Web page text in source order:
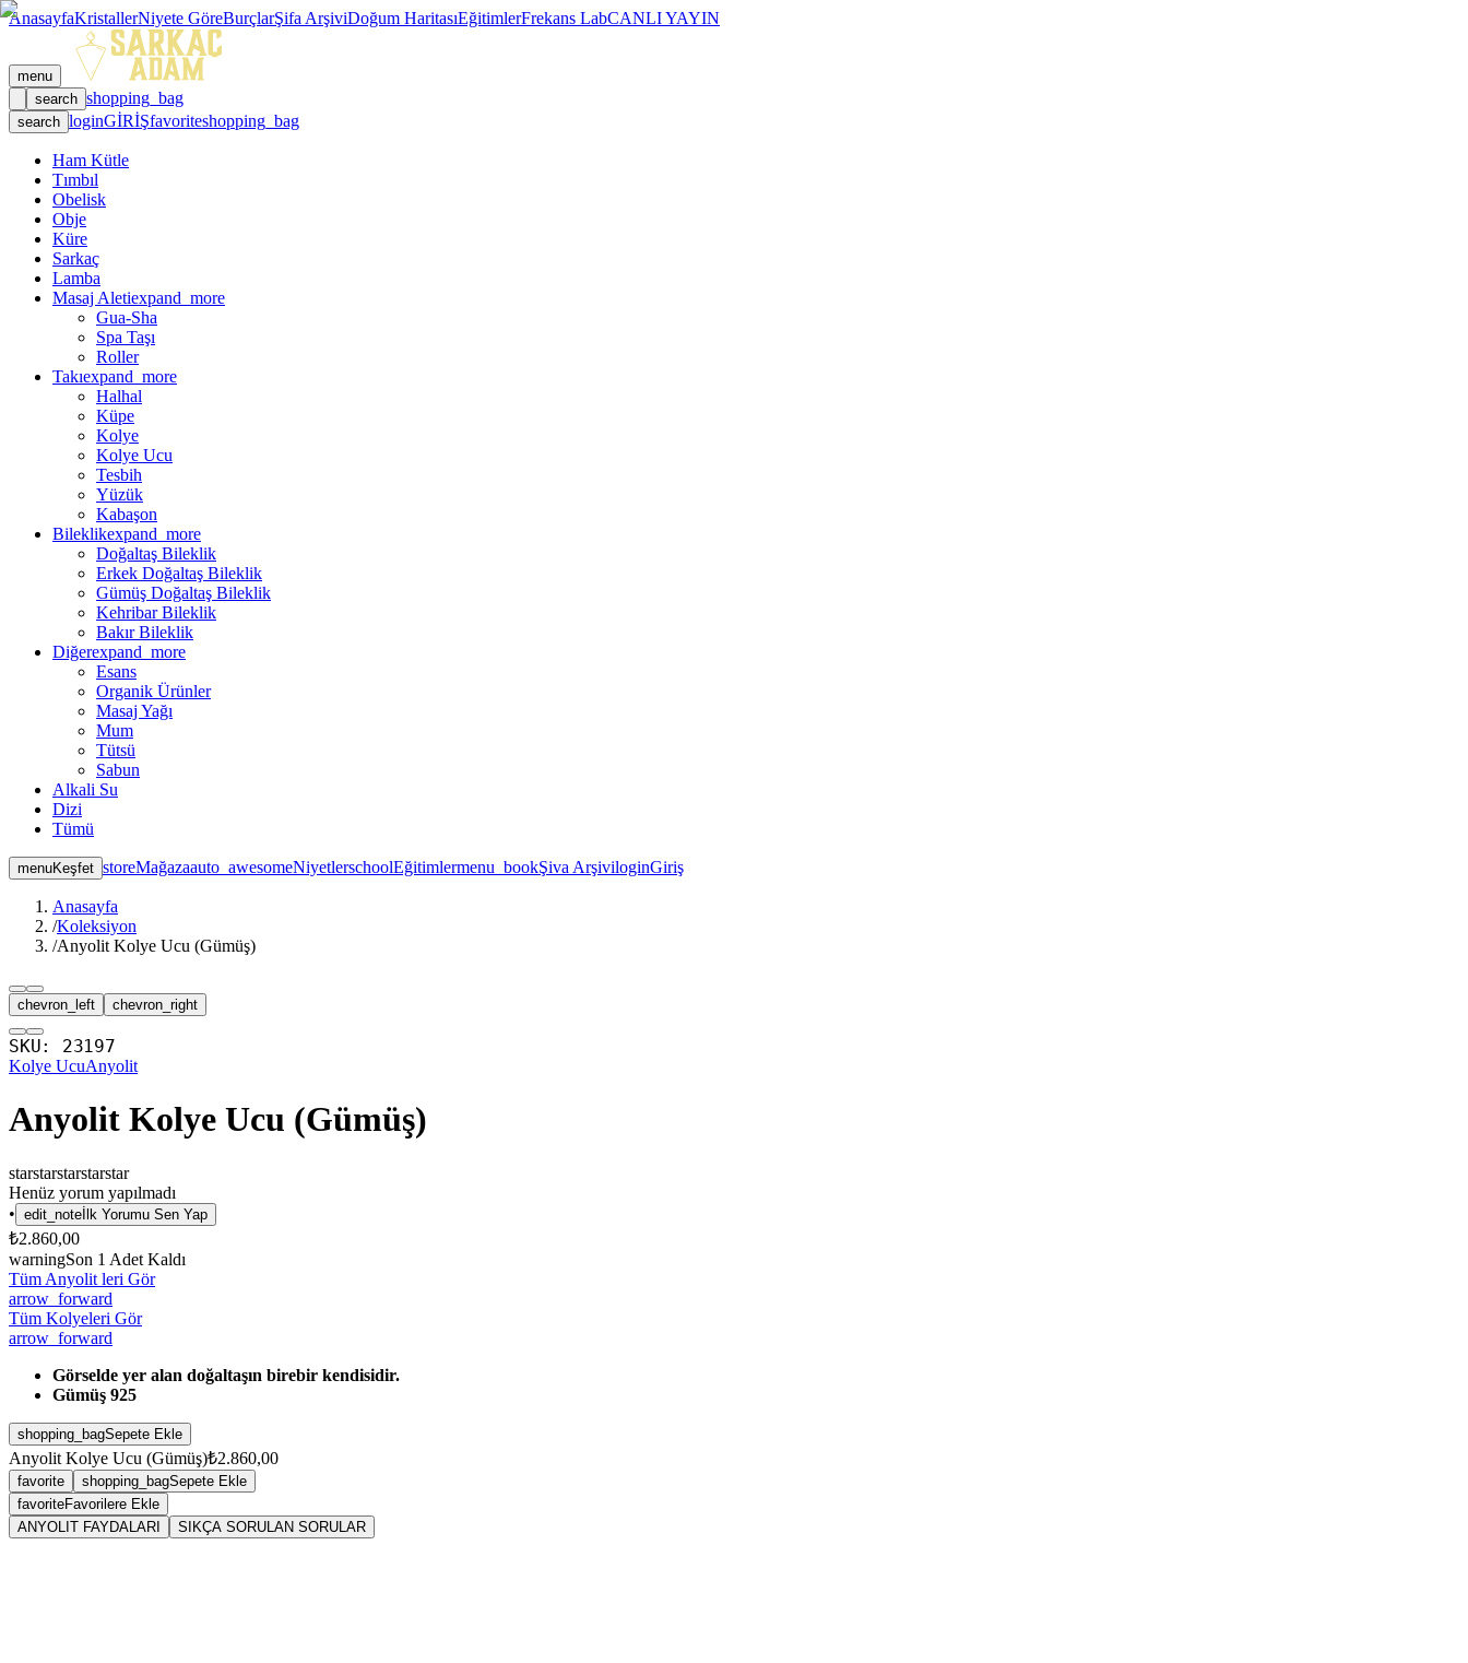
AnasayfaKristallerNiyete GöreBurçlarŞifa ArşiviDoğum HaritasıEğitimlerFrekans LabCANLI YAYIN
menu
search shopping_bag
search loginGİRİŞfavoriteshopping_bag
Ham Kütle
Tımbıl
Obelisk
Obje
Küre
Sarkaç
Lamba
Masaj Aletiexpand_more
Gua-Sha
Spa Taşı
Roller
Takıexpand_more
Halhal
Küpe
Kolye
Kolye Ucu
Tesbih
Yüzük
Kabaşon
Bileklikexpand_more
Doğaltaş Bileklik
Erkek Doğaltaş Bileklik
Gümüş Doğaltaş Bileklik
Kehribar Bileklik
Bakır Bileklik
Diğerexpand_more
Esans
Organik Ürünler
Masaj Yağı
Mum
Tütsü
Sabun
Alkali Su
Dizi
Tümü
menuKeşfet storeMağazaauto_awesomeNiyetlerschoolEğitimlermenu_bookŞiva ArşiviloginGiriş
Anasayfa
/Koleksiyon
/Anyolit Kolye Ucu (Gümüş)
chevron_left chevron_right
SKU: 23197
Kolye UcuAnyolit
Anyolit Kolye Ucu (Gümüş)
starstarstarstarstar
Henüz yorum yapılmadı
• edit_note İlk Yorumu Sen Yap
₺2.860,00
warningSon 1 Adet Kaldı
Tüm Anyolit leri Gör
arrow_forward
Tüm Kolyeleri Gör
arrow_forward
Görselde yer alan doğaltaşın birebir kendisidir.
Gümüş 925
shopping_bagSepete Ekle
Anyolit Kolye Ucu (Gümüş)₺2.860,00
favorite shopping_bagSepete Ekle
favoriteFavorilere Ekle
ANYOLIT FAYDALARI
SIKÇA SORULAN SORULAR